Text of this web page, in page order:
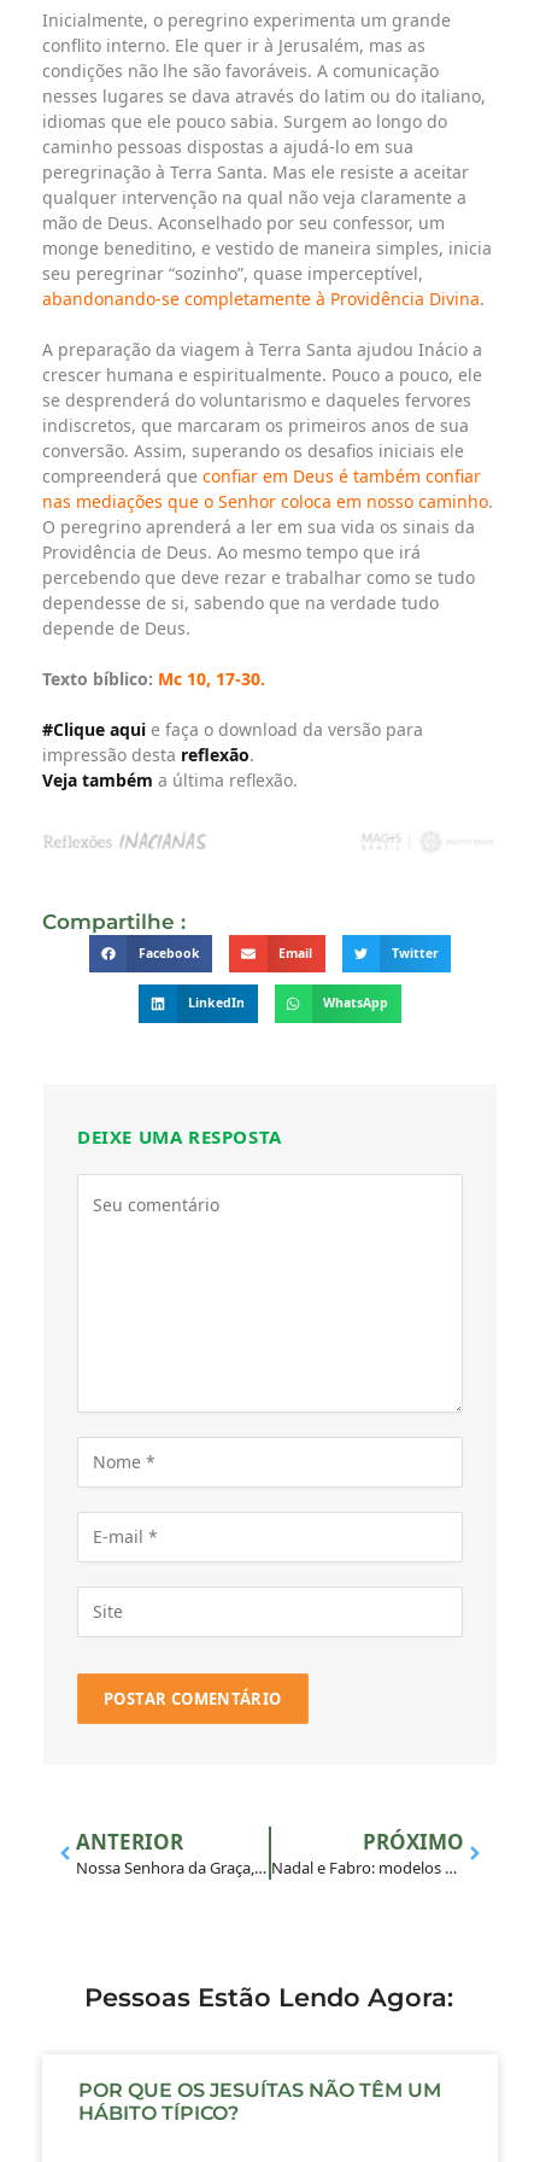
Inicialmente, o peregrino experimenta um grande
conflito interno. Ele quer ir à Jerusalém, mas as
condições não lhe são favoráveis. A comunicação
nesses lugares se dava através do latim ou do italiano,
idiomas que ele pouco sabia. Surgem ao longo do
caminho pessoas dispostas a ajudá-lo em sua
peregrinação à Terra Santa. Mas ele resiste a aceitar
qualquer intervenção na qual não veja claramente a
mão de Deus. Aconselhado por seu confessor, um
monge beneditino, e vestido de maneira simples, inicia
seu peregrinar “sozinho”, quase imperceptível,
abandonando-se completamente à Providência Divina.
A preparação da viagem à Terra Santa ajudou Inácio a
crescer humana e espiritualmente. Pouco a pouco, ele
se desprenderá do voluntarismo e daqueles fervores
indiscretos, que marcaram os primeiros anos de sua
conversão. Assim, superando os desafios iniciais ele
compreenderá que confiar em Deus é também confiar
nas mediações que o Senhor coloca em nosso caminho.
O peregrino aprenderá a ler em sua vida os sinais da
Providência de Deus. Ao mesmo tempo que irá
percebendo que deve rezar e trabalhar como se tudo
dependesse de si, sabendo que na verdade tudo
depende de Deus.
Texto bíblico: Mc 10, 17-30.
#Clique aqui e faça o download da versão para
impressão desta reflexão.
Veja também a última reflexão.
Compartilhe :
Facebook Email Twitter
LinkedIn WhatsApp
DEIXE UMA RESPOSTA
ANTERIOR
Nossa Senhora da Graça, padroeira do Noviciado da Província dos Jesuítas do Brasil – BRA
PRÓXIMO
Nadal e Fabro: modelos missionários para a Companhia de Jesus
Pessoas Estão Lendo Agora:
POR QUE OS JESUÍTAS NÃO TÊM UM
HÁBITO TÍPICO?